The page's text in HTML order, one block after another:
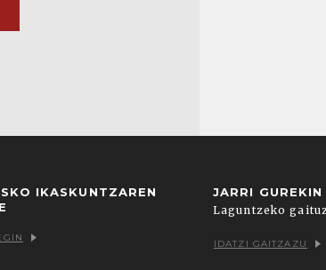
IKASKUNTZAREN
JARRI
Laguntzeko
IDATZI GAITZAZU